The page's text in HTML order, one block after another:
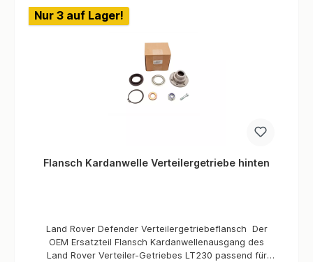
Nur 3 auf Lager!
Flansch Kardanwelle Verteilergetriebe hinten
Land Rover Defender Verteilergetriebeflansch Der
OEM Ersatzteil Flansch Kardanwellenausgang des
Land Rover Verteiler-Getriebes LT230 passend für